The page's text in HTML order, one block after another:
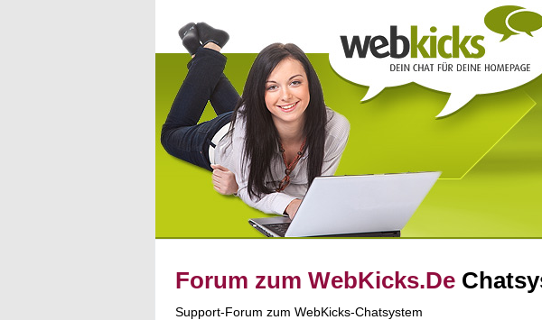
Forum zum WebKicks.De
Support-Forum zum WebKicks-Chatsystem